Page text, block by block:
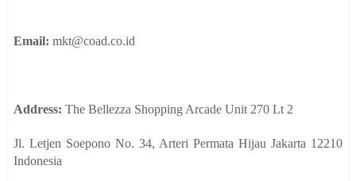
Email: mkt@coad.co.id
Address: The Bellezza Shopping Arcade Unit 270 Lt 2
Jl. Letjen Soepono No. 34, Arteri Permata Hijau Jakarta 12210
Indonesia